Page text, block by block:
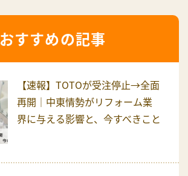
おすすめの記事
【速報】TOTOが受注停止→全面
再開｜中東情勢がリフォーム業
界に与える影響と、今すべきこと